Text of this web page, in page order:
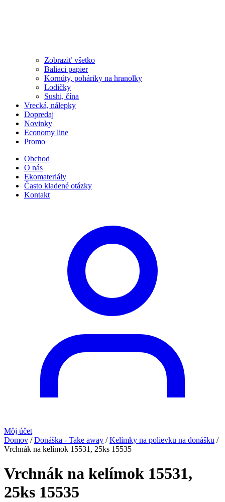
Zobraziť všetko
Baliaci papier
Kornúty, poháriky na hranolky
Lodičky
Sushi, čína
Vrecká, nálepky
Dopredaj
Novinky
Economy line
Promo
Obchod
O nás
Ekomateriály
Často kladené otázky
Kontakt
Môj účet
Domov /Donáška - Take away /Kelímky na polievku na donášku /
Vrchnák na kelímok 15531, 25ks 15535
Vrchnák na kelímok 15531,
25ks 15535